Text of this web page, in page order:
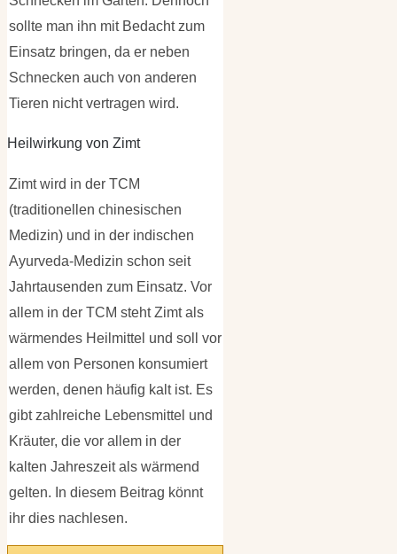
sollte man ihn mit Bedacht zum
Einsatz bringen, da er neben
Schnecken auch von anderen
Tieren nicht vertragen wird.
Heilwirkung von Zimt
Zimt wird in der TCM
(traditionellen chinesischen
Medizin) und in der indischen
Ayurveda-Medizin schon seit
Jahrtausenden zum Einsatz. Vor
allem in der TCM steht Zimt als
wärmendes Heilmittel und soll vor
allem von Personen konsumiert
werden, denen häufig kalt ist. Es
gibt zahlreiche Lebensmittel und
Kräuter, die vor allem in der
kalten Jahreszeit als wärmend
gelten. In diesem Beitrag könnt
ihr dies nachlesen.